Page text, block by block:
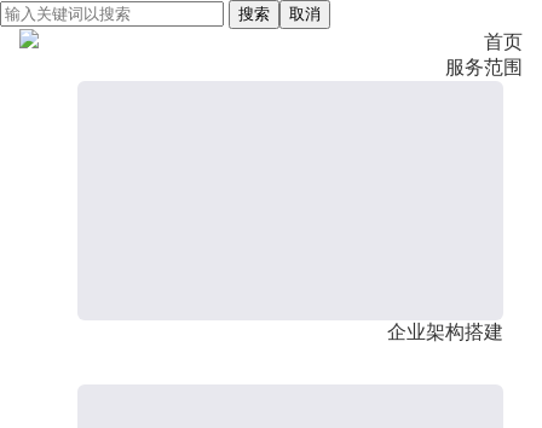
搜索 取消
首页
服务范围
企业架构搭建